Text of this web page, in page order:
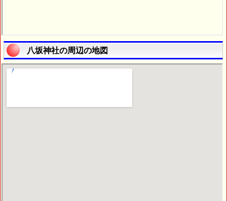
八坂神社の周辺の地図